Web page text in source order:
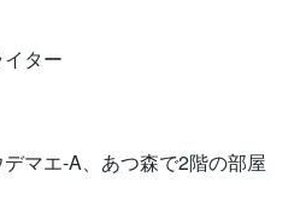
ター
マエ-A、あつ森で2階の部屋